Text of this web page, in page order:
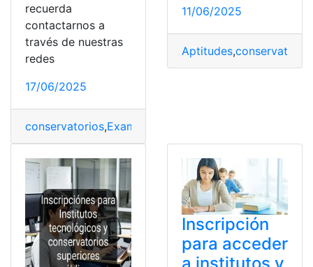
recuerda
contactarnos a
través de nuestras
redes
17/06/2025
conservatorios,Examen
11/06/2025
Aptitudes,
Inscripción
para acceder